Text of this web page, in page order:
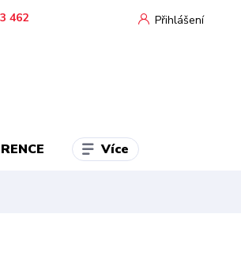
Přihlášení
462
Více